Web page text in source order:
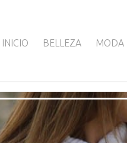
INICIO BELLEZA MODA